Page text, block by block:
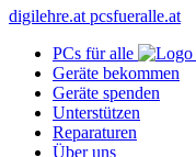
digilehre.at pcsfueralle.at
PCs für alle
Geräte bekommen
Geräte spenden
Unterstützen
Reparaturen
Über uns